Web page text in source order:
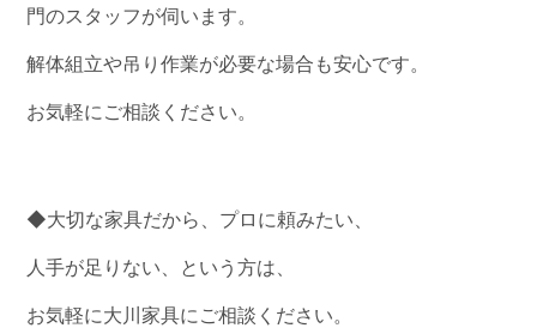
門のスタッフが伺います。
解体組立や吊り作業が必要な場合も安心です。
お気軽にご相談ください。
◆大切な家具だから、プロに頼みたい、
人手が足りない、という方は、
お気軽に大川家具にご相談ください。